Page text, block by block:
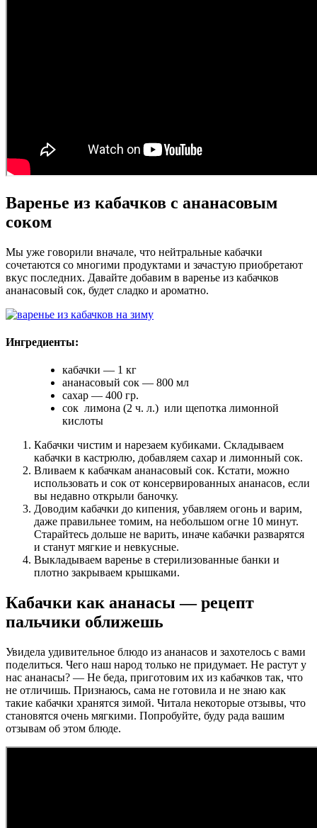
Варенье из кабачков с ананасовым
соком
Мы уже говорили вначале, что нейтральные кабачки
сочетаются со многими продуктами и зачастую приобретают
вкус последних. Давайте добавим в варенье из кабачков
ананасовый сок, будет сладко и ароматно.
Ингредиенты:
кабачки — 1 кг
ананасовый сок — 800 мл
сахар — 400 гр.
сок лимона (2 ч. л.) или щепотка лимонной
кислоты
Кабачки чистим и нарезаем кубиками. Складываем
кабачки в кастрюлю, добавляем сахар и лимонный сок.
Вливаем к кабачкам ананасовый сок. Кстати, можно
использовать и сок от консервированных ананасов, если
вы недавно открыли баночку.
Доводим кабачки до кипения, убавляем огонь и варим,
даже правильнее томим, на небольшом огне 10 минут.
Старайтесь дольше не варить, иначе кабачки разварятся
и станут мягкие и невкусные.
Выкладываем варенье в стерилизованные банки и
плотно закрываем крышками.
Кабачки как ананасы — рецепт
пальчики оближешь
Увидела удивительное блюдо из ананасов и захотелось с вами
поделиться. Чего наш народ только не придумает. Не растут у
нас ананасы? — Не беда, приготовим их из кабачков так, что
не отличишь. Признаюсь, сама не готовила и не знаю как
такие кабачки хранятся зимой. Читала некоторые отзывы, что
становятся очень мягкими. Попробуйте, буду рада вашим
отзывам об этом блюде.